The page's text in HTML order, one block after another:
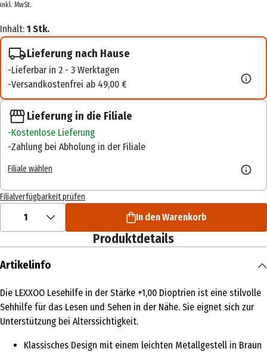
inkl. MwSt.
Inhalt: 1 Stk.
Lieferung nach Hause
Lieferbar in 2 - 3 Werktagen
Versandkostenfrei ab 49,00 €
Lieferung in die Filiale
Kostenlose Lieferung
Zahlung bei Abholung in der Filiale
Filiale wählen
Filialverfügbarkeit prüfen
1 In den Warenkorb
Produktdetails
Artikelinfo
Die LEXXOO Lesehilfe in der Stärke +1,00 Dioptrien ist eine stilvolle
Sehhilfe für das Lesen und Sehen in der Nähe. Sie eignet sich zur
Unterstützung bei Alterssichtigkeit.
Klassisches Design mit einem leichten Metallgestell in Braun